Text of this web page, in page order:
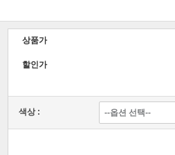
상품가
할인가
색상 :